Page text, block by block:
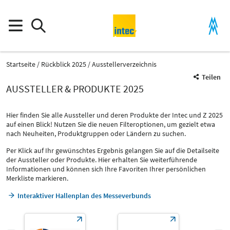
Startseite Rückblick 2025
Ausstellerverzeichnis
Teilen
AUSSTELLER & PRODUKTE 2025
Hier finden Sie alle Aussteller und deren Produkte der Intec und Z 2025
auf einen Blick! Nutzen Sie die neuen Filteroptionen, um gezielt etwa
nach Neuheiten, Produktgruppen oder Ländern zu suchen.
Per Klick auf Ihr gewünschtes Ergebnis gelangen Sie auf die Detailseite
der Aussteller oder Produkte. Hier erhalten Sie weiterführende
Informationen und können sich Ihre Favoriten Ihrer persönlichen
Merkliste markieren.
Interaktiver Hallenplan des Messeverbunds